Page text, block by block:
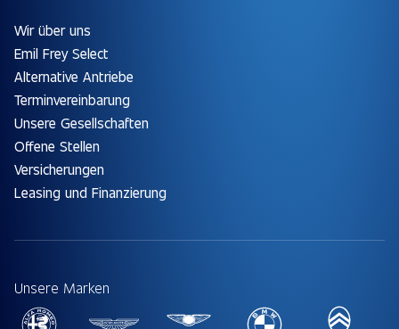
Wir über uns
Emil Frey Select
Alternative Antriebe
Terminvereinbarung
Unsere Gesellschaften
Offene Stellen
Versicherungen
Leasing und Finanzierung
Unsere Marken